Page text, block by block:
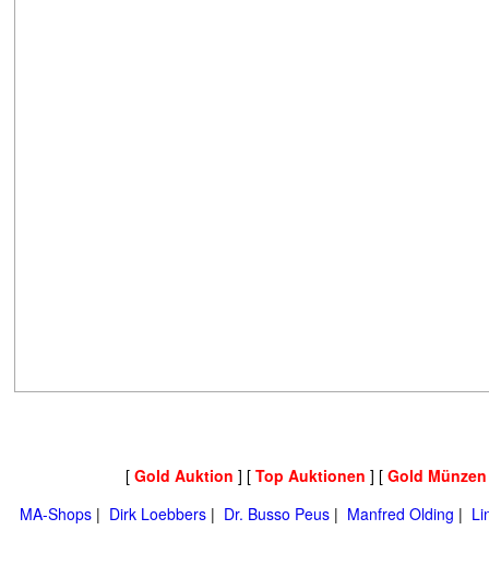
[ Gold Auktion ] [ Top Auktionen ] [ Gold
MA-Shops | Dirk Loebbers | Dr. Busso Peus | Manfred Olding |